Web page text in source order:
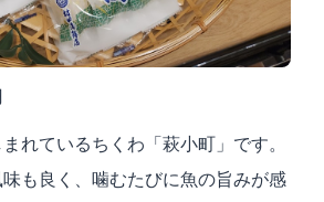
れているちくわ「萩小町」です。
も良く、噛むたびに魚の旨みが感